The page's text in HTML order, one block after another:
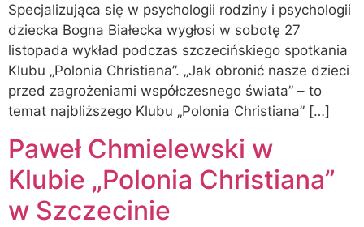
Specjalizująca się w psychologii rodziny i psychologii
dziecka Bogna Białecka wygłosi w sobotę 27
listopada wykład podczas szczecińskiego spotkania
Klubu „Polonia Christiana”. „Jak obronić nasze dzieci
przed zagrożeniami współczesnego świata” – to
temat najbliższego Klubu „Polonia Christiana” […]
Paweł Chmielewski w
Klubie „Polonia Christiana”
w Szczecinie